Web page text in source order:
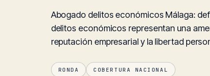
Abogado delitos económicos Málaga:
delitos económicos representan una
reputación empresarial y la libertad
RONDA COBERTURA NACIONAL